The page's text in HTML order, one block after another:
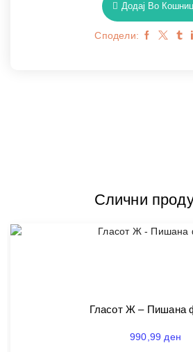
Додај Во
Сподели:
Слични
Гласот Ж – Пишана
990,99 ден